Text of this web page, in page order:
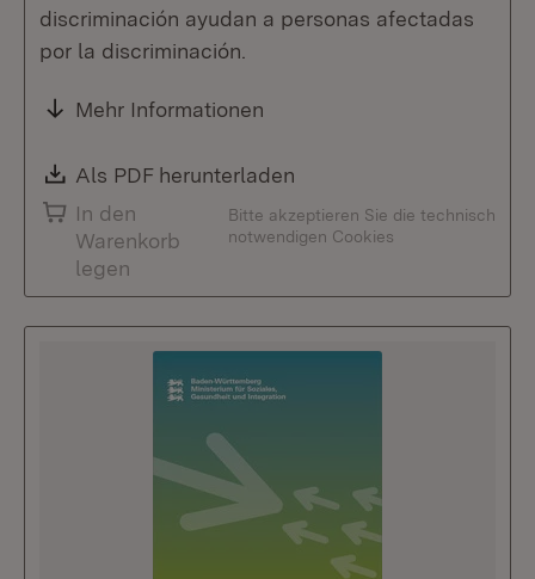
discriminación ayudan a personas afectadas
por la discriminación.
Mehr Informationen
Download:
Als PDF herunterladen
In den
Warenkorb
legen
Bitte akzeptieren Sie die technisch
notwendigen Cookies